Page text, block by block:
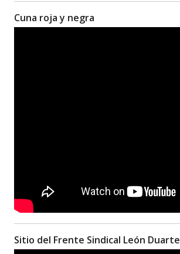
Cuna roja y negra
Sitio del Frente Sindical León Duarte